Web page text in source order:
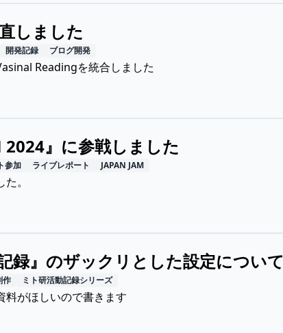
しました
開発記録 ブログ開発
Readingを統合しました
2024』に参戦しました
参加 ライブレポート JAPAN JAM
。
録』のザックリとした設定について
作 ミト研活動記録シリーズ
料がほしいので書きます